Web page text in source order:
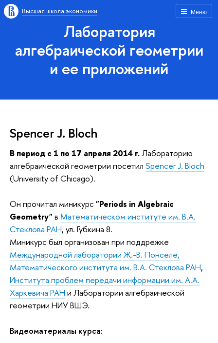
Меню
Высшая школа экономики
Лаборатория
алгебраической геометрии
и ее приложений
Spencer J. Bloch
В период с 1 по 17 апреля 2014 г.Лабораторию
алгебраической геометрии посетил Spencer J. Bloch
(University of Chicago).
Он прочитал миникурс "Periods in Algebraic
Geometry"в Математическом институте им. В.А.
Стеклова РАН, ул. Губкина 8.
Миникурс был организован при поддрежке
Международной лаборатории Ж.-В. Понселе,
Математического института им. В.А. Стеклова РАН,
Института проблем передачи информации им. А.А.
Харкевича РАН и Лаборатории алгебраической
геометрии НИУ ВШЭ.
Видеоматериалы курса: